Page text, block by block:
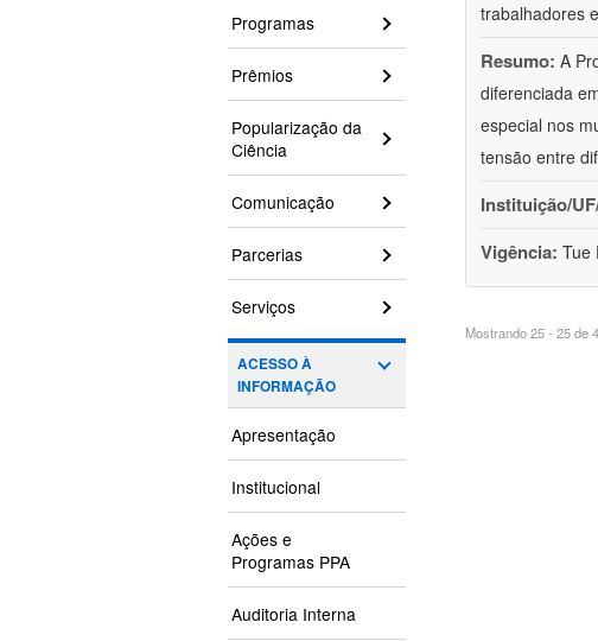
Programas
Prêmios
Popularização da
Ciência
Comunicação
Parcerias
Serviços
ACESSO À
INFORMAÇÃO
Apresentação
Institucional
Ações e
Programas PPA
Auditoria Interna
trabalhadores
Resumo: A
diferenciada
especial nos
tensão entre
Instituição/
Vigência: Tue
Mostrando 25 - 25 de